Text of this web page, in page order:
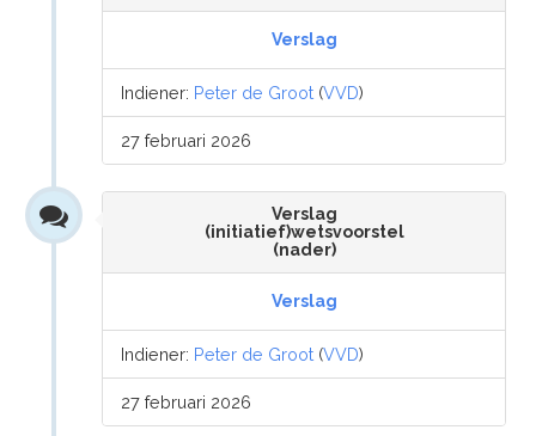
Verslag
Indiener: Peter de Groot (VVD)
27 februari 2026
Verslag
(initiatief)wetsvoorstel
(nader)
Verslag
Indiener: Peter de Groot (VVD)
27 februari 2026